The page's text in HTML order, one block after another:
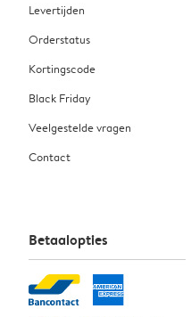
Levertijden
Orderstatus
Kortingscode
Black Friday
Veelgestelde vragen
Contact
Betaalopties